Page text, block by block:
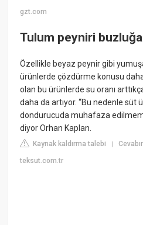
gzt.com
Tulum peyniri
Özellikle beyaz peynir gibi
ürünlerde çözdürme konusu
olan bu ürünlerde su oranı
daha da artıyor. “Bu nedenle süt
dondurucuda muhafaza
diyor Orhan Kaplan.
Kaynak kaldırma talebi |
teksut.com.tr